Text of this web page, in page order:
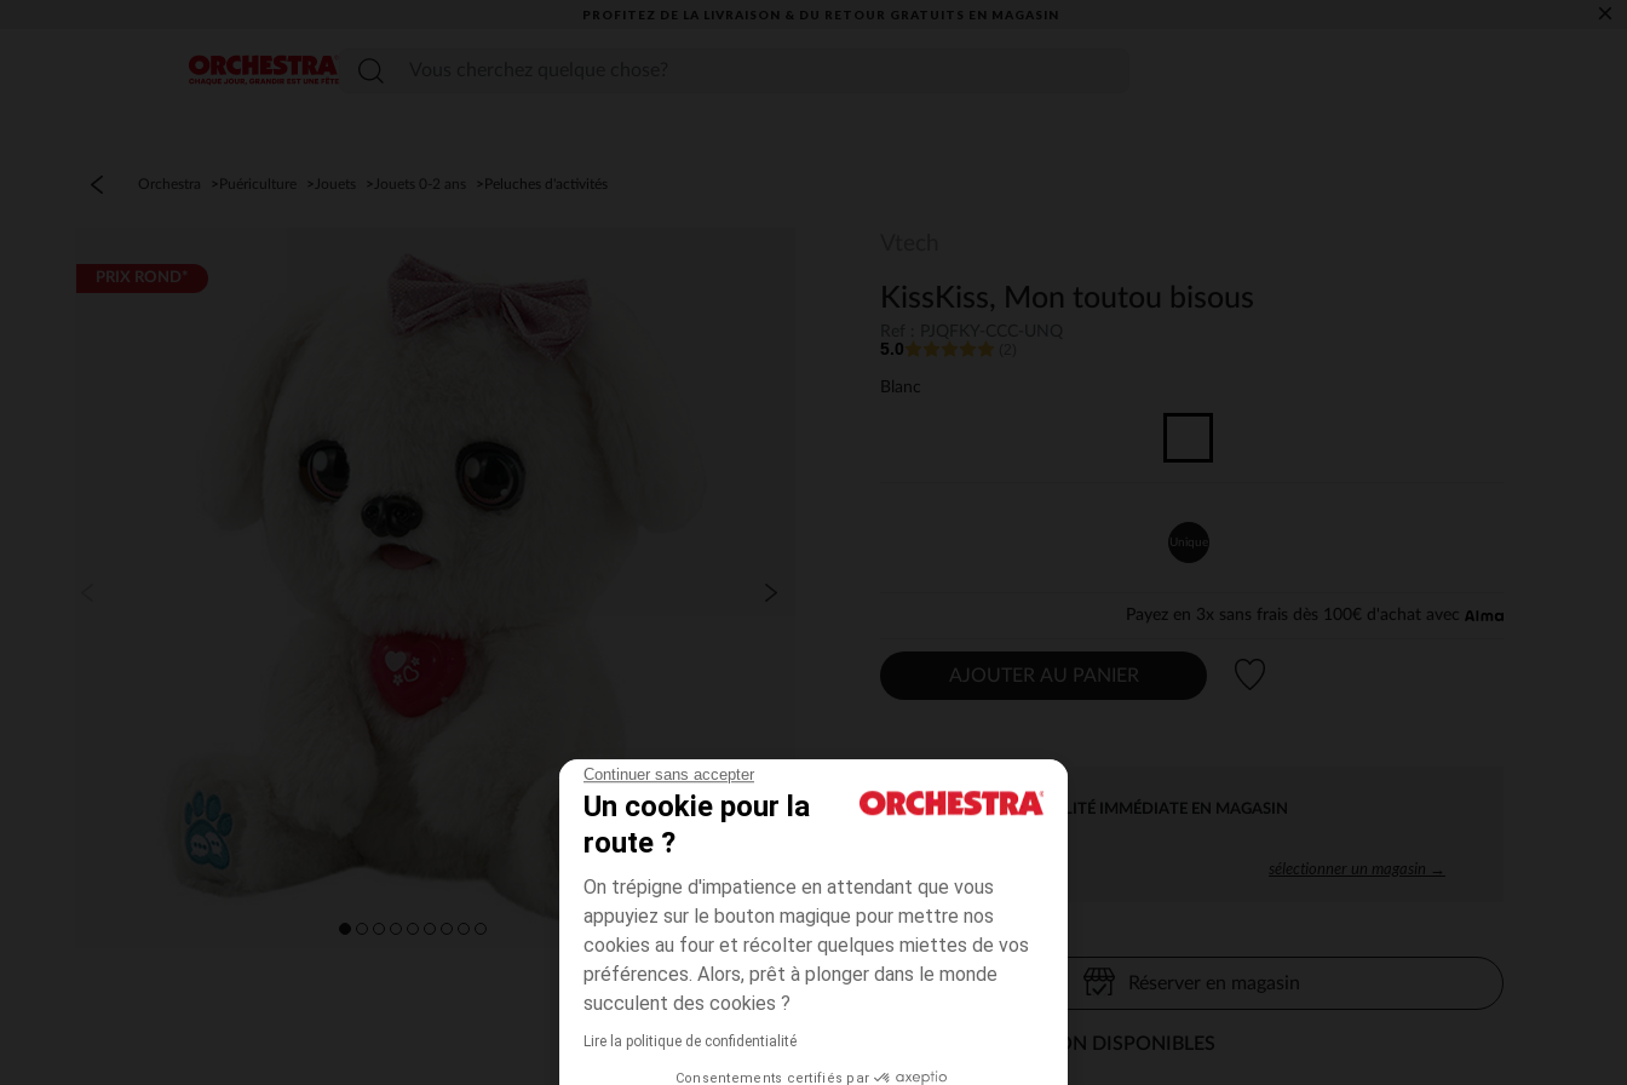
Continuer sans accepter
Un cookie pour la
route ?
On trépigne d'impatience en attendant que vous
appuyiez sur le bouton magique pour mettre nos
cookies au four et récolter quelques miettes de vos
préférences. Alors, prêt à plonger dans le monde
succulent des cookies ?
Lire la politique de confidentialité
Consentements certifiés par
PROFITEZ DE LA LIVRAISON & DU RETOUR GRATUITS EN MAGASIN​ ×
Menu
Orchestra Puériculture Jouets Jouets 0-2 ans Peluches d'activités
PRIX ROND*
KissKiss, Mon toutou bisous
5.0
Blanc
Unique
Payez en 3x sans frais dès 100€ d'achat avec
AJOUTER AU PANIER
DISPONIBILITÉ IMMÉDIATE EN MAGASIN
sélectionner un magasin →
Réserver en magasin
MODES DE LIVRAISON DISPONIBLES